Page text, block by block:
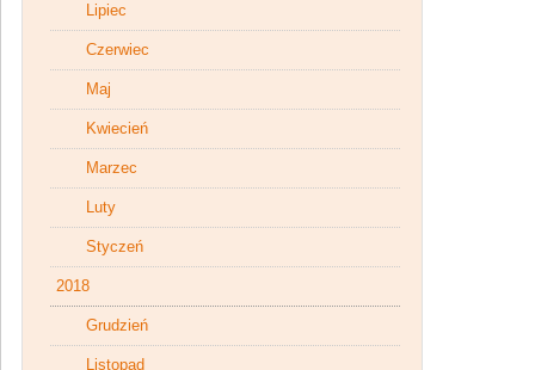
Lipiec
Czerwiec
Maj
Kwiecień
Marzec
Luty
Styczeń
2018
Grudzień
Listopad